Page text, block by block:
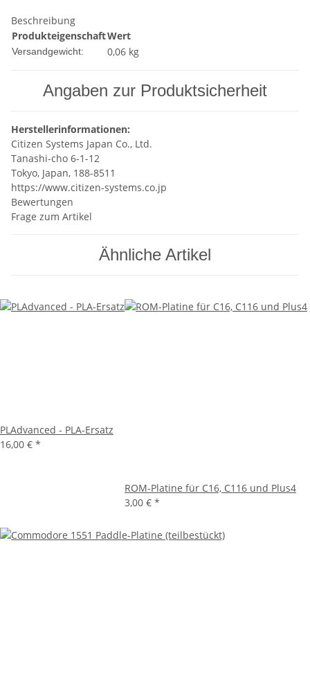
Beschreibung
ProdukteigenschaftWert
Versandgewicht: 0,06 kg
Angaben zur Produktsicherheit
Herstellerinformationen:
Citizen Systems Japan Co., Ltd.
Tanashi-cho 6-1-12
Tokyo, Japan, 188-8511
https://www.citizen-systems.co.jp
Bewertungen
Frage zum Artikel
Ähnliche Artikel
PLAdvanced - PLA-Ersatz
16,00 € *
ROM-Platine für C16, C116 und Plus4
3,00 € *